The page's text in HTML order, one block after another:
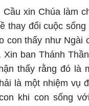
Cầu xin Chúa làm
thay đổi cuộc
con thấy như Ngài
ban Thánh
thấy rằng đó là
là một nhiệm vụ
khi con sống